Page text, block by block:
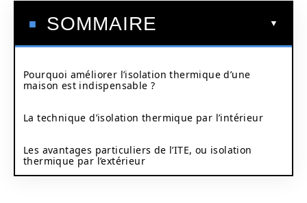
SOMMAIRE
Pourquoi améliorer l’isolation thermique d’une
maison est indispensable ?
La technique d’isolation thermique par l’intérieur
Les avantages particuliers de l’ITE, ou isolation
thermique par l’extérieur